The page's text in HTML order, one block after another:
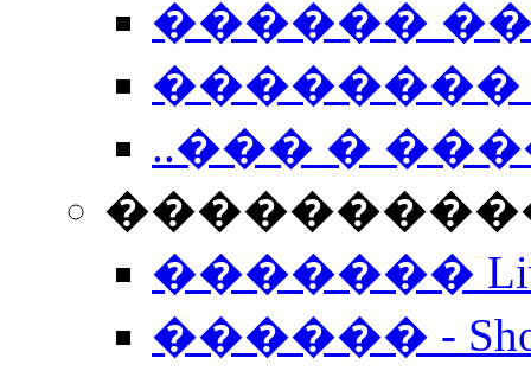
������
��������
..��� �
����������
�������
������ -